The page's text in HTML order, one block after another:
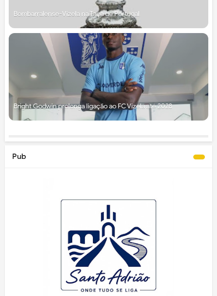
Bombarralense-Vizela na Taça de Portugal
Bright Godwin prolonga ligação ao FC Vizela até 2028
Pub